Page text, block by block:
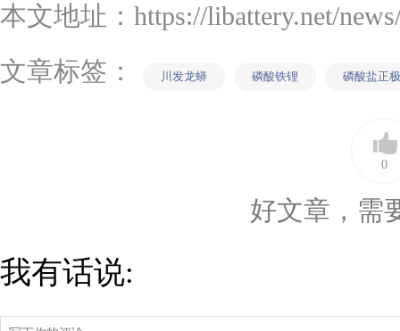
本文地址：https://libattery.net/
文章标签：
川发龙蟒 磷酸铁锂 磷酸盐正
0
好文章，需
我有话说: